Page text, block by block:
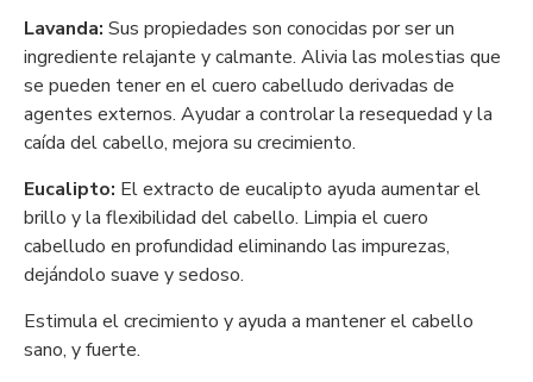
Lavanda: Sus propiedades son conocidas por ser un
ingrediente relajante y calmante. Alivia las molestias que
se pueden tener en el cuero cabelludo derivadas de
agentes externos. Ayudar a controlar la resequedad y la
caída del cabello, mejora su crecimiento.
Eucalipto: El extracto de eucalipto ayuda aumentar el
brillo y la flexibilidad del cabello. Limpia el cuero
cabelludo en profundidad eliminando las impurezas,
dejándolo suave y sedoso.
Estimula el crecimiento y ayuda a mantener el cabello
sano, y fuerte.